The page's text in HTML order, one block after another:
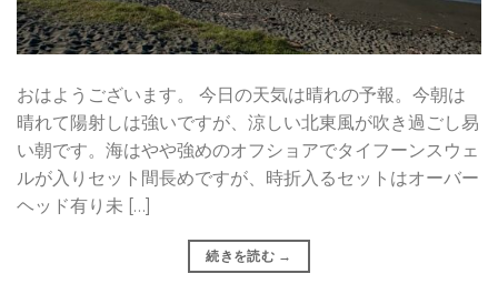
おはようございます。 今日の天気は晴れの予報。今朝は
晴れて陽射しは強いですが、涼しい北東風が吹き過ごし易
い朝です。海はやや強めのオフショアでタイフーンスウェ
ルが入りセット間長めですが、時折入るセットはオーバー
ヘッド有り未 […]
続きを読む →